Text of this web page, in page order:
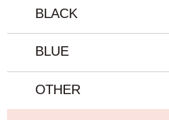
BLACK
BLUE
OTHER